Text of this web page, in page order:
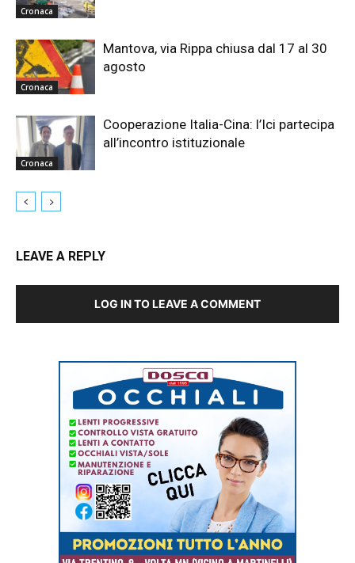
Cronaca
Cronaca
Mantova, via Rippa chiusa dal 17 al 30
agosto
Cronaca
Cooperazione Italia-Cina: l’Ici partecipa
all’incontro istituzionale
LEAVE A REPLY
LOG IN TO LEAVE A COMMENT